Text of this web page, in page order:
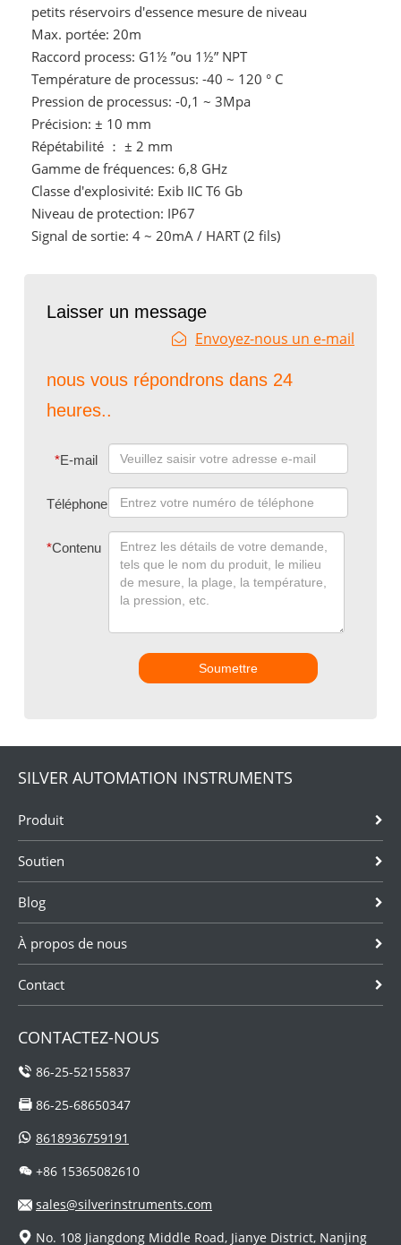
petits réservoirs d'essence mesure de niveau
Max. portée: 20m
Raccord process: G1½ ”ou 1½” NPT
Température de processus: -40 ~ 120 ° C
Pression de processus: -0,1 ~ 3Mpa
Précision: ± 10 mm
Répétabilité ： ± 2 mm
Gamme de fréquences: 6,8 GHz
Classe d'explosivité: Exib IIC T6 Gb
Niveau de protection: IP67
Signal de sortie: 4 ~ 20mA / HART (2 fils)
Laisser un message
Envoyez-nous un e-mail
nous vous répondrons dans 24
heures..
*E-mail
Téléphone
*Contenu
Soumettre
SILVER AUTOMATION INSTRUMENTS
Produit
Soutien
Blog
À propos de nous
Contact
CONTACTEZ-NOUS
86-25-52155837
86-25-68650347
8618936759191
+86 15365082610
sales@silverinstruments.com
No. 108 Jiangdong Middle Road, Jianye District, Nanjing